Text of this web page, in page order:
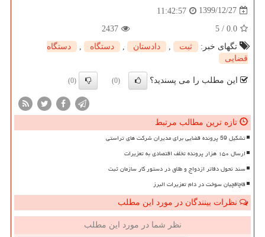
1399/12/27
11:42:57
0.0
/
5
2437
تگهای خبر:
ثبت دادستان دستگاه
دستگاه
قضایی
این مطلب را می پسندید؟ (0)
(0)
تازه ترین مطالب مرتبط
تشکیل 59 پرونده قضایی برای مدیران شرکت های تراستی
ارسال ۱۵۰ هزار پرونده تخلف اقتصادی به تعزیرات
سند تحول دفاتر ازدواج و طلاق در دستور کار سازمان ثبت
قاچاقچیان سوخت در دام تعزیرات البرز
نظرات بینندگان در مورد این مطلب
نظر شما در مورد این مطلب